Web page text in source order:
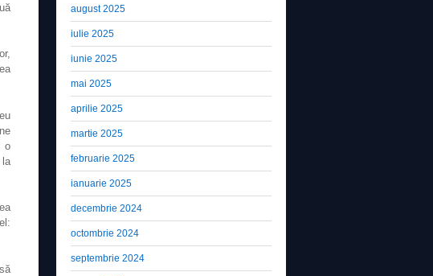
o
la
august 2025
iulie 2025
iunie 2025
mai 2025
aprilie 2025
martie 2025
februarie 2025
ianuarie 2025
decembrie 2024
octombrie 2024
septembrie 2024